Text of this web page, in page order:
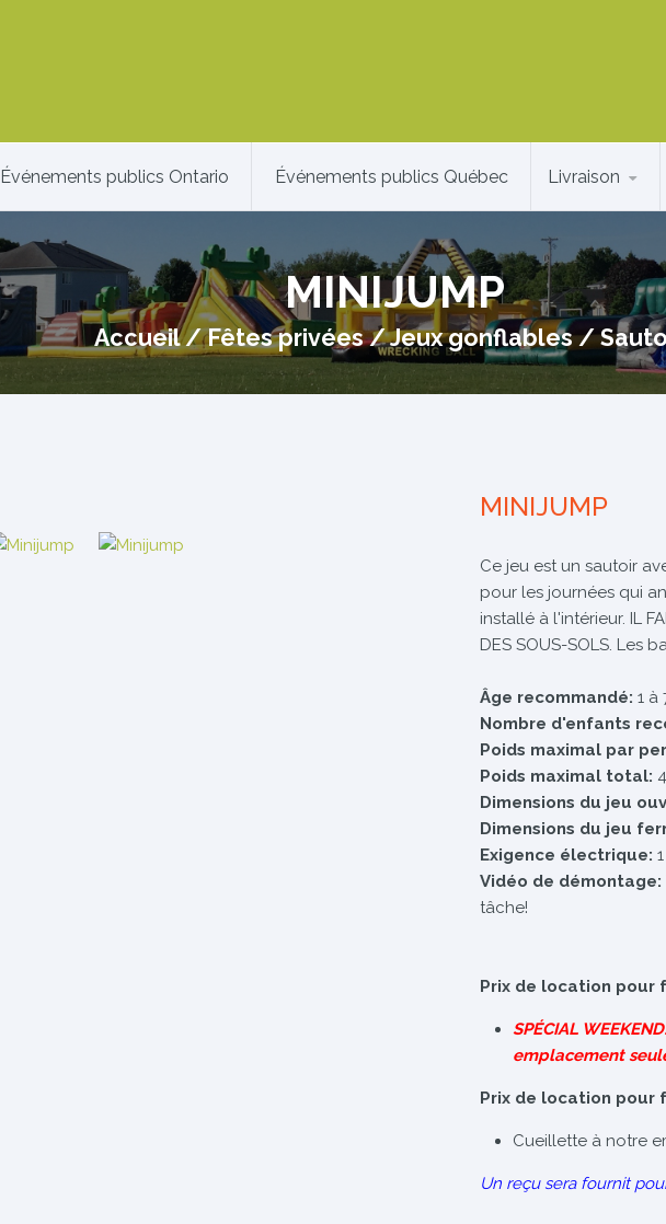
Événements publics Ontario Événements publics Québec Livraison
MINIJUMP
Accueil/Fêtes privées/Jeux gonflables/
MINIJUMP
Ce jeu est un sautoir
pour les journées qui
installé à l'intérieur. IL
DES SOUS-SOLS. Les
Âge recommandé: 1 à
Nombre d'enfants
Poids maximal par
Poids maximal total:
Dimensions du jeu
Dimensions du jeu
Exigence électrique:
Vidéo de démontage:
tâche!
Prix de location pour
SPÉCIAL
emplacement
Prix de location pour
Cueillette à notre
Un reçu sera fournit